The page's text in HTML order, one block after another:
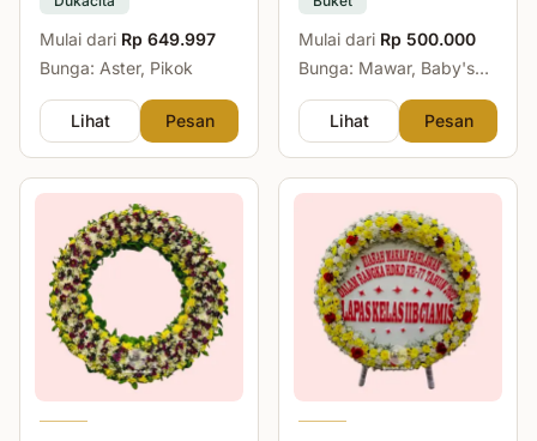
Mulai dari Rp 649.997
Bunga: Aster, Pikok
Lihat Pesan
Mulai dari Rp 500.000
Bunga: Mawar, Baby's
Lihat
Pesan